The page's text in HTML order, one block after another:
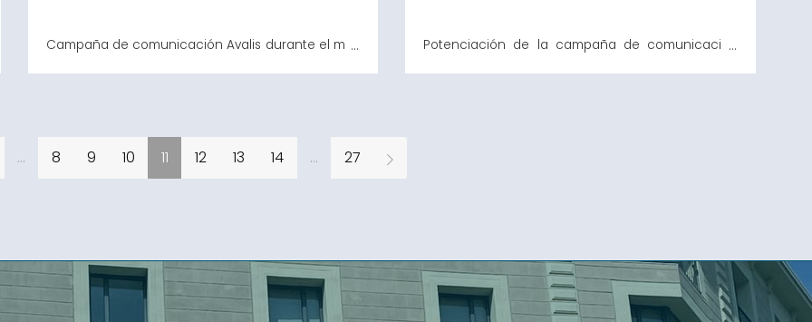
Campaña de comunicación Avalis durante el mes
octubre, Avalis de Catalunya ha estado presente
pymes y autónomos consigan la financiación en
las condici
Potenciación de la campaña de comunicación
pretende dar mayor difusión a la campaña Con
... 8 9 10 11 12 13 14 ... 27